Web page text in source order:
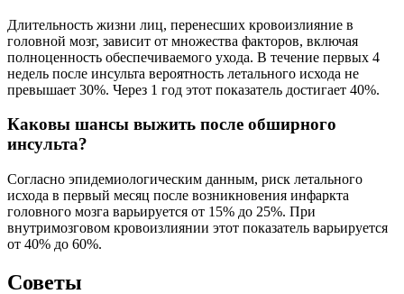
Длительность жизни лиц, перенесших кровоизлияние в
головной мозг, зависит от множества факторов, включая
полноценность обеспечиваемого ухода. В течение первых 4
недель после инсульта вероятность летального исхода не
превышает 30%. Через 1 год этот показатель достигает 40%.
Каковы шансы выжить после обширного
инсульта?
Согласно эпидемиологическим данным, риск летального
исхода в первый месяц после возникновения инфаркта
головного мозга варьируется от 15% до 25%. При
внутримозговом кровоизлиянии этот показатель варьируется
от 40% до 60%.
Советы